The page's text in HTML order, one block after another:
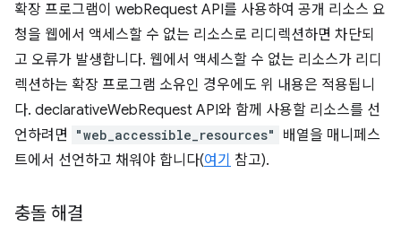
확장 프로그램이 webRequest API를 사용하여 공개 리소스 요
청을 웹에서 액세스할 수 없는 리소스로 리디렉션하면 차단되
고 오류가 발생합니다. 웹에서 액세스할 수 없는 리소스가 리디
렉션하는 확장 프로그램 소유인 경우에도 위 내용은 적용됩니
다. declarativeWebRequest API와 함께 사용할 리소스를 선
언하려면
"web_accessible_resources"
배열을 매니페스
트에서 선언하고 채워야 합니다(여기 참고).
충돌 해결